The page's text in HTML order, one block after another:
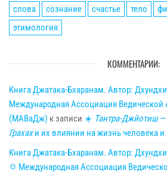
слова
сознание счастье тело
этимология
КОММЕНТАРИИ:
Книга Джатака-Бхаранам. Автор:
Международная Ассоциация
(МАВаДж) к записи ☀ Тантра-Джйотиш—
Грахахи их влиянии на жизнь человека
Книга Джатака-Бхаранам. Автор:
🌣 Международная Ассоциация